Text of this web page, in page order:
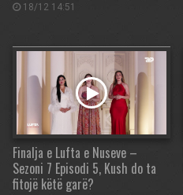
18/12 14:51
Finalja e Lufta e Nuseve –
Sezoni 7 Episodi 5, Kush do ta
fitojë këtë garë?